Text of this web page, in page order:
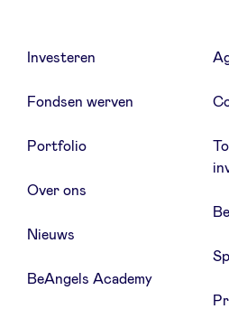
Toegang 'dealflow'
Health Expert Circle
Investeren
Fondsen werven
Portfolio
Over ons
Nieuws
BeAngels Academy